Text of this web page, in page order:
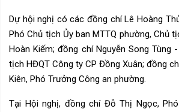
Dự hội nghị có các đồng chí Lê Hoàng
Phó Chủ tịch Ủy ban MTTQ phường, Chủ
Hoàn Kiếm; đồng chí Nguyễn Song Tùng
tịch HĐQT Công ty CP Đồng Xuân; đồng
Kiên, Phó Trưởng Công an phường.
Tại Hội nghị, đồng chí Đỗ Thị Ngọc,